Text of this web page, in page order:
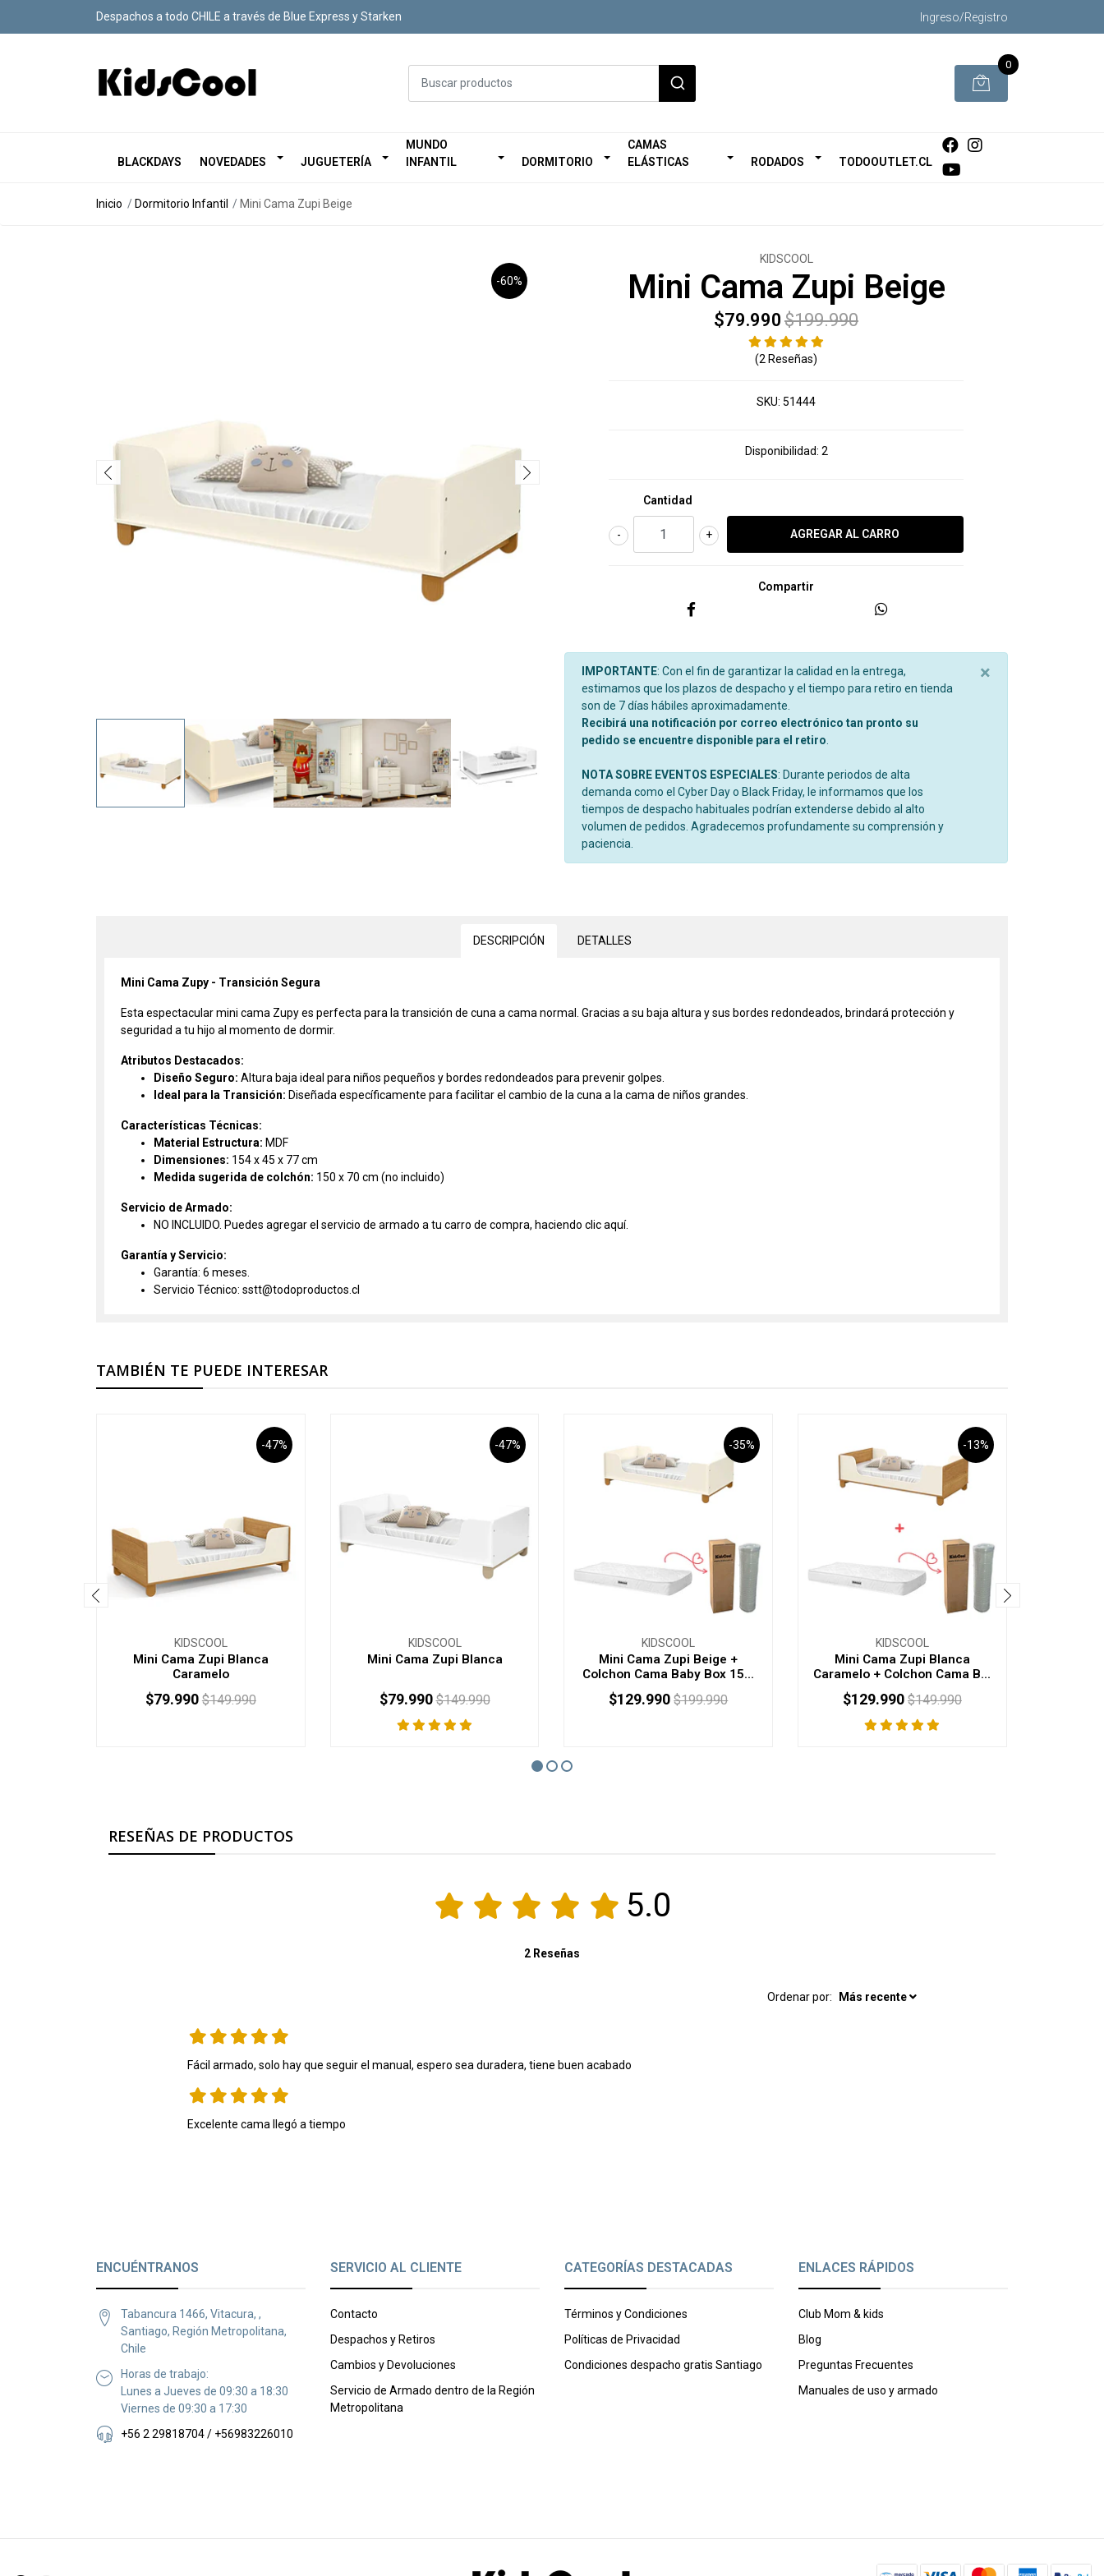
Despachos a todo CHILE a través de Blue Express y Starken Ingreso/Registro
0
BLACKDAYS NOVEDADES JUGUETERÍA
MUNDO
INFANTIL
DORMITORIO
CAMAS
ELÁSTICAS
RODADOS TODOOUTLET.CL
Inicio Dormitorio Infantil Mini Cama Zupi Beige
-60%
KIDSCOOL
Mini Cama Zupi Beige
$79.990 $199.990
(2 Reseñas)
SKU: 51444
Disponibilidad: 2
Cantidad
+
-
Compartir
IMPORTANTE: Con el fin de garantizar la calidad en la entrega,
estimamos que los plazos de despacho y el tiempo para retiro en tienda
son de 7 días hábiles aproximadamente.
Recibirá una notificación por correo electrónico tan pronto su
pedido se encuentre disponible para el retiro
NOTA SOBRE EVENTOS ESPECIALES: Durante periodos de alta
demanda como el Cyber Day o Black Friday, le informamos que los
tiempos de despacho habituales podrían extenderse debido al alto
volumen de pedidos. Agradecemos profundamente su comprensión y
paciencia.
×
DESCRIPCIÓN DETALLES
Mini Cama Zupy - Transición Segura
Esta espectacular mini cama Zupy es perfecta para la transición de cuna a cama normal. Gracias a su baja altura y sus bordes redondeados, brindará protección y
seguridad a tu hijo al momento de dormir.
Atributos Destacados:
Diseño Seguro: Altura baja ideal para niños pequeños y bordes redondeados para prevenir golpes.
Ideal para la Transición: Diseñada específicamente para facilitar el cambio de la cuna a la cama de niños grandes.
Características Técnicas:
Material Estructura: MDF
Dimensiones: 154 x 45 x 77 cm
Medida sugerida de colchón: 150 x 70 cm (no incluido)
Servicio de Armado:
NO INCLUIDO. Puedes agregar el servicio de armado a tu carro de compra, haciendo clicaquí.
Garantía y Servicio:
Garantía: 6 meses.
Servicio Técnico: sstt@todoproductos.cl
TAMBIÉN TE PUEDE INTERESAR
-47%
KIDSCOOL
Mini Cama Zupi Blanca
Caramelo
$79.990 $149.990
-47%
KIDSCOOL
Mini Cama Zupi Blanca
$79.990 $149.990
-35%
KIDSCOOL
Mini Cama Zupi Beige +
Colchon Cama Baby Box 15...
$129.990 $199.990
-13%
KIDSCOOL
Mini Cama Zupi Blanca
Caramelo + Colchon Cama B...
$129.990 $149.990
RESEÑAS DE PRODUCTOS
5.0
2 Reseñas
Ordenar por: Más recente
Excelente cama llegó a tiempo
ENCUÉNTRANOS
Tabancura 1466, Vitacura, ,
Santiago, Región Metropolitana,
Chile
Horas de trabajo:
Lunes a Jueves de 09:30 a 18:30
Viernes de 09:30 a 17:30
+56 2 29818704 / +56983226010
SERVICIO AL CLIENTE
Contacto
Despachos y Retiros
Cambios y Devoluciones
Servicio de Armado dentro de la Región
Metropolitana
CATEGORÍAS DESTACADAS
Términos y Condiciones
Políticas de Privacidad
Condiciones despacho gratis Santiago
ENLACES RÁPIDOS
Club Mom & kids
Blog
Preguntas Frecuentes
Manuales de uso y armado